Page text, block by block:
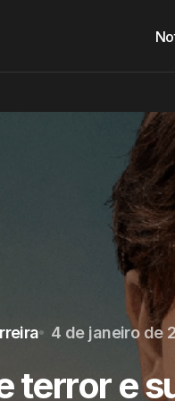
4 de janeiro de
terror e